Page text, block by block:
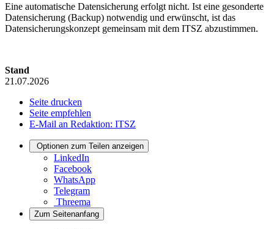
Eine automatische Datensicherung erfolgt nicht. Ist eine gesonderte
Datensicherung (Backup) notwendig und erwünscht, ist das
Datensicherungskonzept gemeinsam mit dem ITSZ abzustimmen.
Stand
21.07.2026
Seite drucken
Seite empfehlen
E-Mail an Redaktion: ITSZ
Optionen zum Teilen anzeigen
LinkedIn
Facebook
WhatsApp
Telegram
Threema
Zum Seitenanfang